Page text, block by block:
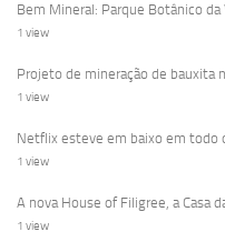
Bem Mineral: Parque Botânico
1 view
Projeto de mineração de bauxita
1 view
Netflix esteve em baixo em todo
1 view
A nova House of Filigree, a Casa
1 view